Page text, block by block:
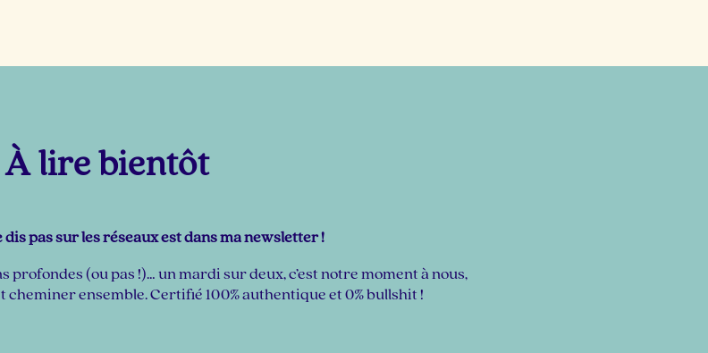
À lire bientôt
dis pas sur les réseaux est dans ma newsletter !
(ou pas !)… un mardi sur deux, c’est notre moment à nous,
ensemble. Certifié 100% authentique et 0% bullshit !